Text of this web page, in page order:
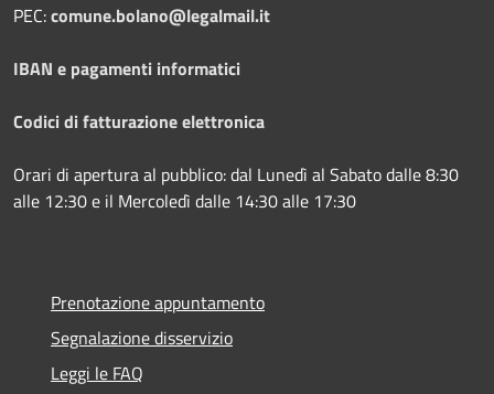
PEC:comune.bolano@legalmail.it
IBAN e pagamenti informatici
Codici di fatturazione elettronica
Orari di apertura al pubblico: dal Lunedì al Sabato dalle 8:30
alle 12:30 e il Mercoledì dalle 14:30 alle 17:30
Prenotazione appuntamento
Segnalazione disservizio
Leggi le FAQ